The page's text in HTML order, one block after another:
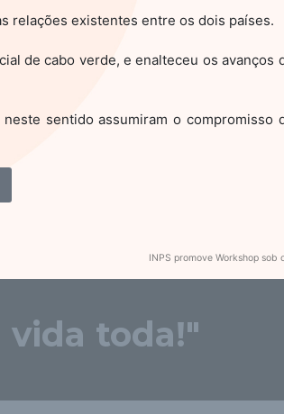
relações existentes entre os dois países.
de cabo verde, e enalteceu os avanços
sentido assumiram o compromisso
INPS promove Workshop sob
vida toda!"